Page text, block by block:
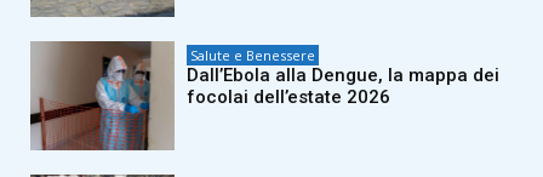
Salute e Benessere
Dall’Ebola alla Dengue, la mappa dei
focolai dell’estate 2026